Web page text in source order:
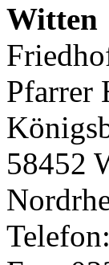
Witten
Pfarrer
58452